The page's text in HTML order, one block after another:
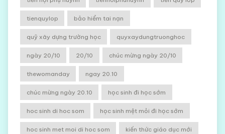
tienquylop bảo hiểm tai nạn
quỹ xây dựng trường học quyxaydungtruonghoc
ngày 20/10 20/10 chúc mừng ngày 20/10
thewomanday ngay 20.10
chúc mừng ngày 20.10 học sinh đi học sớm
hoc sinh di hoc som học sinh mệt mỏi đi học sớm
hoc sinh met moi di hoc som kiến thức giáo dục mới